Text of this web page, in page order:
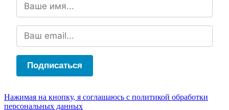
Подписаться
Нажимая на кнопку, я соглашаюсь с политикой обработки
персональных данных